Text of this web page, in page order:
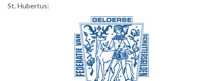
St. Hubertus: